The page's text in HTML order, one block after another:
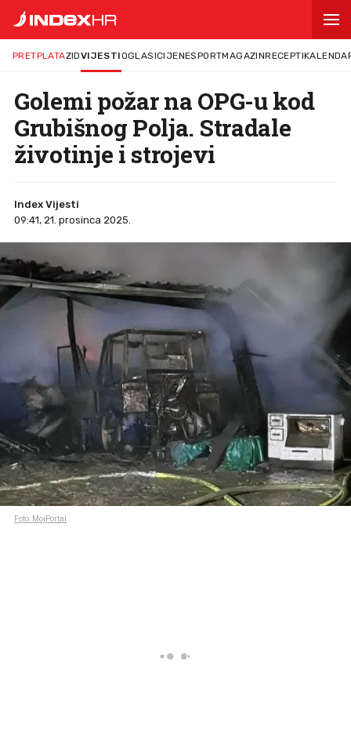
PRETPLATAZIDVIJESTIOGLASICIJENESPORTMAGAZINRECEPTI
Golemi požar na OPG-u kod
Grubišnog Polja. Stradale
životinje i strojevi
Index Vijesti
09:41, 21. prosinca 2025.
Foto: MojPortal